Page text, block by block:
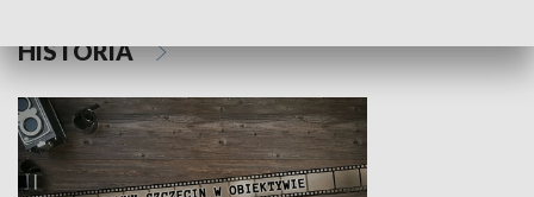
HISTORIA